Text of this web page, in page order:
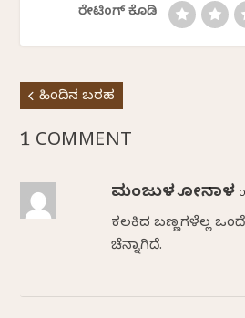
ರೇಟಿಂಗ್ ಕೊಡಿ
ಹಿಂದಿನ ಬರಹ
1 COMMENT
ಮಂಜುಳ ಗೋನಾಳ
ಕಲಕಿದ ಬಣ್ಣಗಳೆಲ್ಲ
ಚೆನ್ನಾಗಿದೆ.